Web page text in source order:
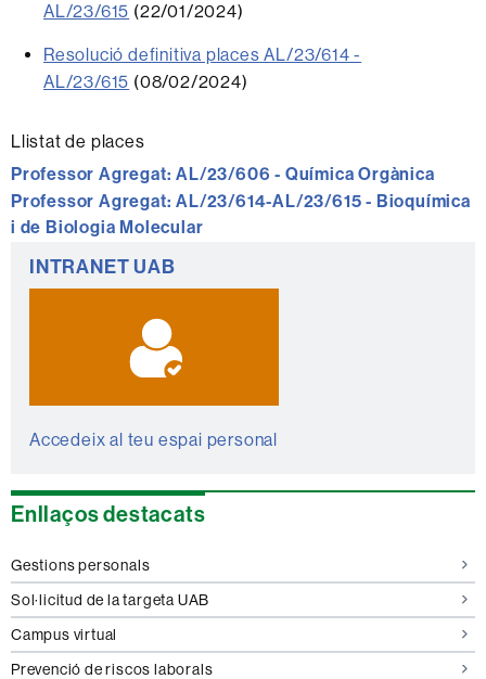
AL/23/615 (22/01/2024)
Resolució definitiva places AL/23/614 -
AL/23/615 (08/02/2024)
Llistat de places
Professor Agregat:AL/23/606 - Química Orgànica
Professor Agregat:AL/23/614-AL/23/615 - Bioquímica
i de Biologia Molecular
Informació
complementària
INTRANET UAB
Accedeix al teu espai personal
Enllaços destacats
Gestions personals
Sol·licitud de la targeta UAB
Campus virtual
Prevenció de riscos laborals